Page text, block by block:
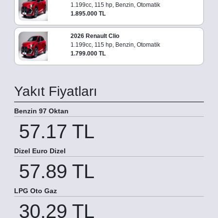
1.199cc, 115 hp, Benzin, Otomatik
1.895.000 TL
2026 Renault Clio
1.199cc, 115 hp, Benzin, Otomatik
1.799.000 TL
Yakıt Fiyatları
Benzin 97 Oktan
57.17 TL
Dizel Euro Dizel
57.89 TL
LPG Oto Gaz
30.29 TL